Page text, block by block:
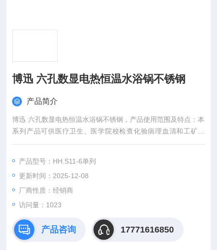
博迅 六孔数显电热恒温水浴锅不锈钢
产品简介
博迅 六孔数显电热恒温水浴锅不锈钢，产品使用范围及特点：本
系列产品可供医疗卫生、医学院校检查化验病理血清和工矿企
业，科研单位作精密恒温和辅助加热。
产品型号：HH.S11-6单列
更新时间：2025-12-08
厂商性质：经销商
访问量：1023
产品咨询 17771616850